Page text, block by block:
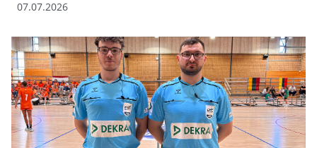
07.07.2026